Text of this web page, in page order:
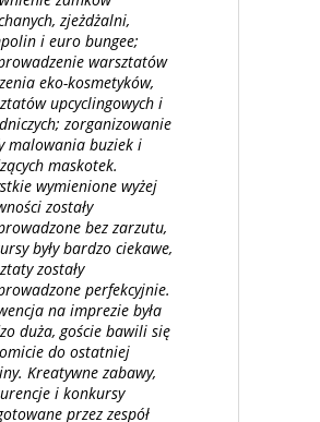
zjeżdżalni,
i euro bungee;
warsztatów
eko-kosmetyków,
upcyclingowych i
zorganizowanie
malowania buziek i
maskotek.
wymienione wyżej
zostały
bez zarzutu,
były bardzo ciekawe,
zostały
perfekcyjnie.
na imprezie była
duża, goście bawili się
do ostatniej
Kreatywne zabawy,
i konkursy
przez zespół